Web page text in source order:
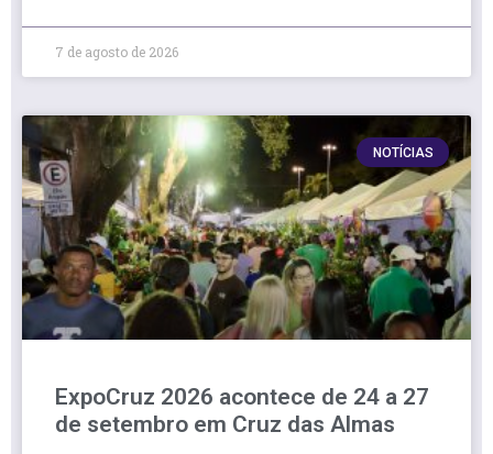
7 de agosto de 2026
NOTÍCIAS
ExpoCruz 2026 acontece de 24 a 27
de setembro em Cruz das Almas